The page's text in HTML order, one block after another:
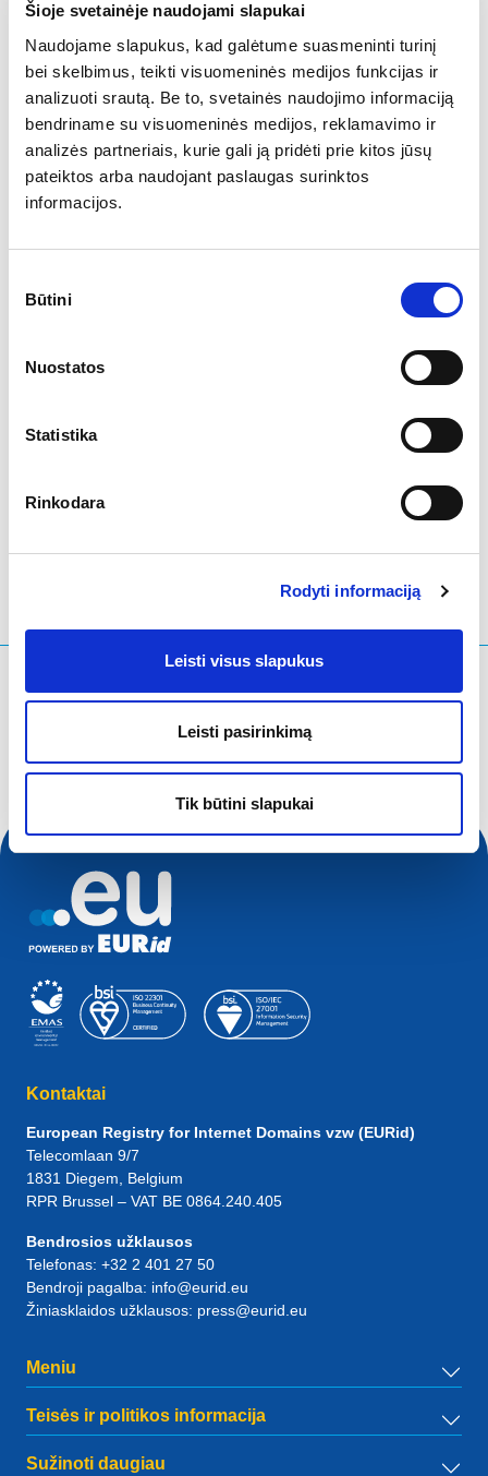
Šioje svetainėje naudojami slapukai
Naudojame slapukus, kad galėtume suasmeninti turinį
bei skelbimus, teikti visuomeninės medijos funkcijas ir
analizuoti srautą. Be to, svetainės naudojimo informaciją
bendriname su visuomeninės medijos, reklamavimo ir
analizės partneriais, kurie gali ją pridėti prie kitos jūsų
pateiktos arba naudojant paslaugas surinktos
informacijos.
pasirinkimas
Būtini
Nuostatos
Statistika
Rinkodara
Rodyti informaciją
Leisti visus slapukus
Leisti pasirinkimą
Tik būtini slapukai
In response to this partnership, Jordi Iparraguirre,
EURid's Innovation Manager, expressed enthusiasm,
stating, " EURid is proud to cooperate with the
Shadowserver Foundation in our common endeavor for
a safer and better Internet for all. We will benefit from
their know-how on detecting abusive domains to
improve even more our detection capabilities, and we
distribution to their subscribers. It is a great win for all!"
With this collaboration, EURid and the Shadowserver
Alliance aim to advance internet security and ensure a
bendrinti per
Ko ieškote?
Kontaktai
European Registry for Internet Domains vzw (EURid)
Telecomlaan 9/7
1831 Diegem , Belgium
RPR Brussel – VAT BE 0864.240.405
Bendrosios užklausos
Telefonas: +32 2 401 27 50
Bendroji pagalba: info@eurid.eu
Žiniasklaidos užklausos: press@eurid.eu
Meniu
Teisės ir politikos informacija
Sužinoti daugiau